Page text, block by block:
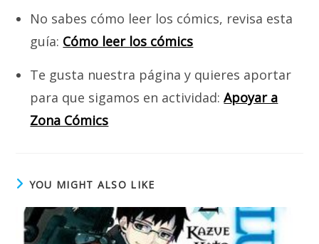
No sabes cómo leer los cómics, revisa esta
guía: Cómo leer los cómics
Te gusta nuestra página y quieres aportar
para que sigamos en actividad:Apoyar a
Zona Cómics
YOU MIGHT ALSO LIKE